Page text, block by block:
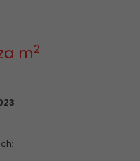
m2